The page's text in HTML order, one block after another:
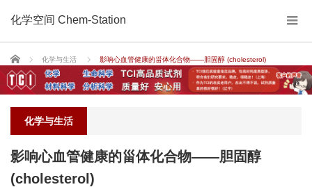
化学空间 Chem-Station
Home 化学与生活 影响心血管健康的甾体化合物——胆固醇 (cholesterol)
化学与生活
影响心血管健康的甾体化合物——胆固醇
(cholesterol)